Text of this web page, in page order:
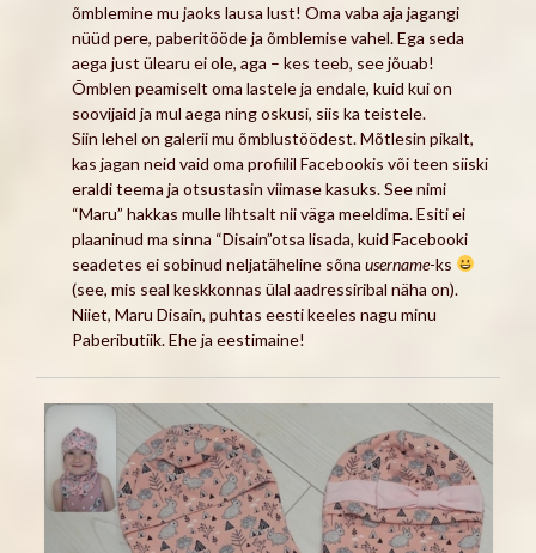
õmblemine mu jaoks lausa lust! Oma vaba aja jagangi
nüüd pere, paberitööde ja õmblemise vahel. Ega seda
aega just ülearu ei ole, aga – kes teeb, see jõuab!
Õmblen peamiselt oma lastele ja endale, kuid kui on
soovijaid ja mul aega ning oskusi, siis ka teistele.
Siin lehel on galerii mu õmblustöödest. Mõtlesin pikalt,
kas jagan neid vaid oma profiilil Facebookis või teen siiski
eraldi teema ja otsustasin viimase kasuks. See nimi
“Maru” hakkas mulle lihtsalt nii väga meeldima. Esiti ei
plaaninud ma sinna “Disain”otsa lisada, kuid Facebooki
seadetes ei sobinud neljatäheline sõna username-ks
(see, mis seal keskkonnas ülal aadressiribal näha on).
Niiet, Maru Disain, puhtas eesti keeles nagu minu
Pabeributiik. Ehe ja eestimaine!